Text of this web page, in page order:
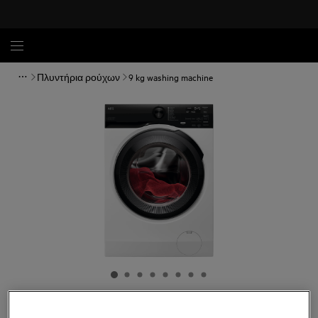
Πλυντήρια ρούχων 9 kg washing machine